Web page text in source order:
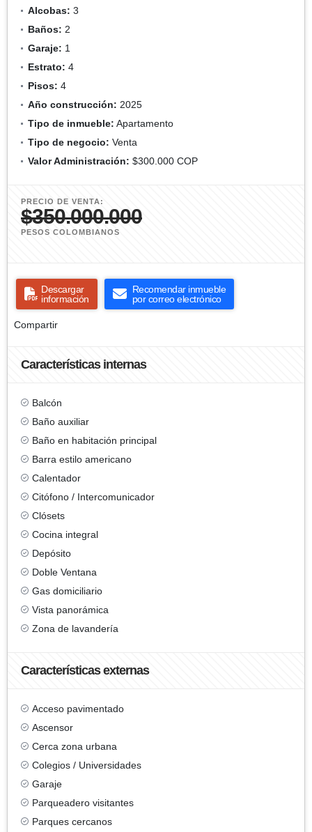
Alcobas: 3
Baños: 2
Garaje: 1
Estrato: 4
Pisos: 4
Año construcción: 2025
Tipo de inmueble: Apartamento
Tipo de negocio: Venta
Valor Administración: $300.000 COP
PRECIO DE VENTA:
$350.000.000
PESOS COLOMBIANOS
Descargar
información
Recomendar inmueble
por correo electrónico
Compartir
Características internas
Balcón
Baño auxiliar
Baño en habitación principal
Barra estilo americano
Calentador
Citófono / Intercomunicador
Clósets
Cocina integral
Depósito
Doble Ventana
Gas domiciliario
Vista panorámica
Zona de lavandería
Características externas
Acceso pavimentado
Ascensor
Cerca zona urbana
Colegios / Universidades
Garaje
Parqueadero visitantes
Parques cercanos